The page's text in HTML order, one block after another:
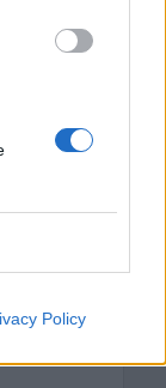
Policy
Θέατρο
Κρητικού